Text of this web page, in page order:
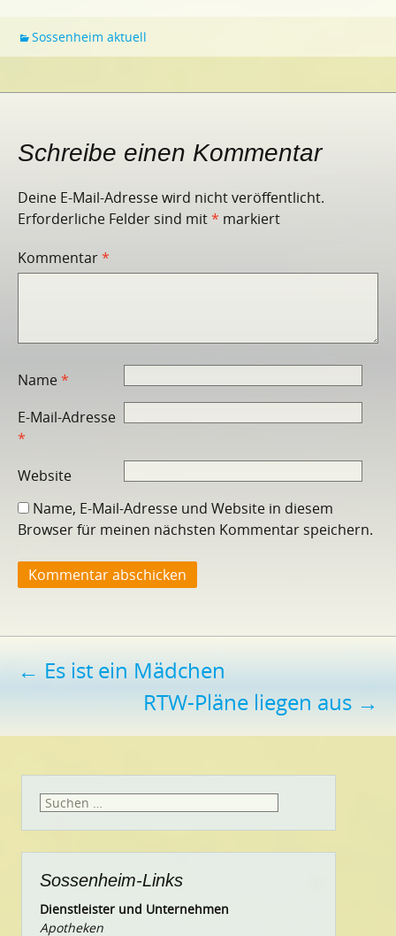
Sossenheim aktuell
Schreibe einen Kommentar
Deine E-Mail-Adresse wird nicht veröffentlicht.
Erforderliche Felder sind mit* markiert
Kommentar*
Name*
E-Mail-Adresse
*
Website
Name, E-Mail-Adresse und Website in diesem
Browser für meinen nächsten Kommentar speichern.
Beitragsnavigation
← Es ist ein Mädchen
RTW-Pläne liegen aus →
Suchen
Sossenheim-Links
Dienstleister und Unternehmen
Apotheken